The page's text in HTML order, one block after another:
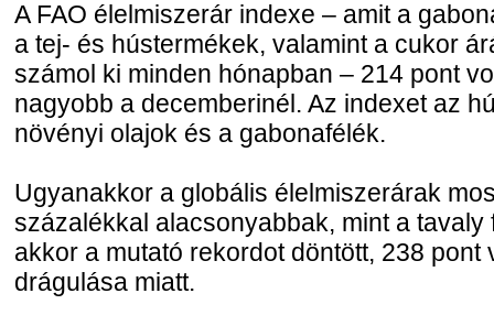
A FAO élelmiszerár indexe – amit a
a tej- és hústermékek, valamint a cukor
számol ki minden hónapban – 214 pont
nagyobb a decemberinél. Az indexet az
növényi olajok és a gabonafélék.
Ugyanakkor a globális élelmiszerárak
százalékkal alacsonyabbak, mint a
akkor a mutató rekordot döntött, 238 pont
drágulása miatt.